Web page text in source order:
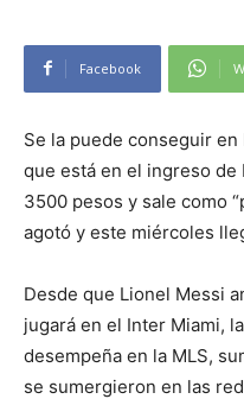
Facebook
Se la puede conseguir
que está en el ingreso de
3500 pesos y sale como
agotó y este miércoles
Desde que Lionel Messi
jugará en el Inter Miami,
desempeña en la MLS,
se sumergieron en las